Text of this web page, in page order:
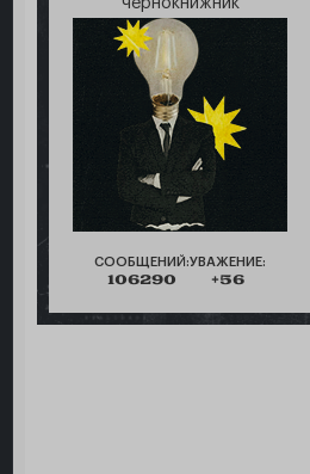
СООБЩЕНИЙ:
106290
УВАЖЕНИЕ:
+56